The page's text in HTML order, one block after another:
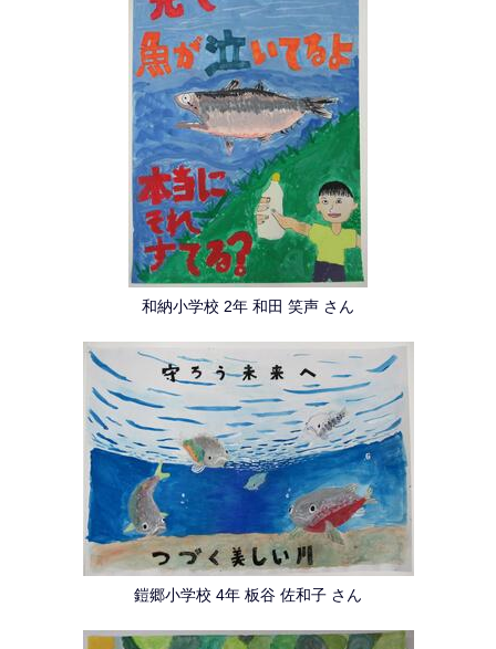
和納小学校 2年 和田 笑声 さん
鎧郷小学校 4年 板谷 佐和子 さん